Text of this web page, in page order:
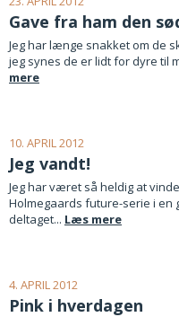
Gave fra ham den
Jeg har længe snakket om de
jeg synes de er lidt for dyre til
mere
10. APRIL 2012
Jeg vandt!
Jeg har været så heldig at
Holmegaards future-serie i en
deltaget... Læs mere
4. APRIL 2012
Pink i hverdagen